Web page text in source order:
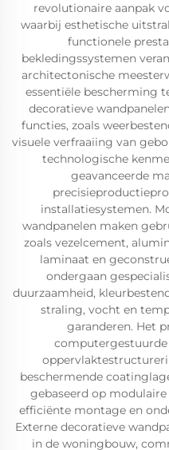
revolutionaire aanpak
waarbij esthetische
functionele
bekledingssystemen
architectonische
essentiële bescherming
decoratieve
functies, zoals
visuele verfraaiing van
technologische
geavanceerde
installatiesystemen.
wandpanelen maken
zoals vezelcement,
laminaat en
ondergaan
duurzaamheid,
straling, vocht en
garanderen. Het
computergestuurde
beschermende
gebaseerd op
efficiënte montage en
Externe decoratieve
in de woningbouw,